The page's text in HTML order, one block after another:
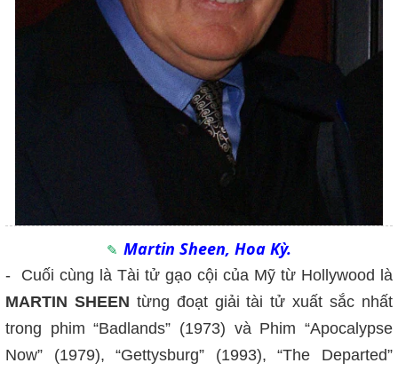
Martin Sheen, Hoa Kỳ.
- Cuối cùng là Tài tử gạo cội của Mỹ từ Hollywood là
MARTIN SHEEN từng đoạt giải tài tử xuất sắc nhất
trong phim “Badlands” (1973) và Phim “Apocalypse
Now” (1979), “Gettysburg” (1993), “The Departed”